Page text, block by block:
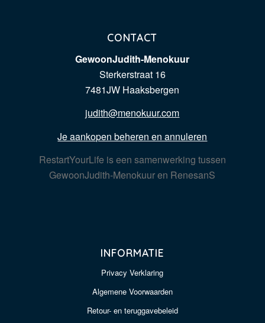
CONTACT
GewoonJudith-Menokuur
Sterkerstraat 16
7481JW Haaksbergen
judith@menokuur.com
Je aankopen beheren en annuleren
RestartYourLife is een samenwerking tussen
GewoonJudith-Menokuur en RenesanS
INFORMATIE
Privacy Verklaring
Algemene Voorwaarden
Retour- en teruggavebeleid